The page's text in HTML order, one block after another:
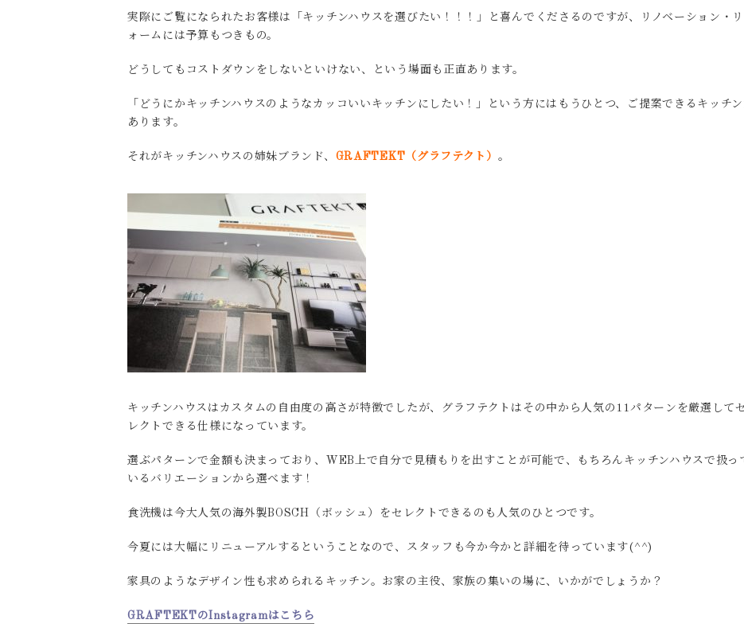
実際にご覧になられたお客様は「キッチンハウスを選びたい！！！」と喜んでくださるのですが、リノベーション・リ
ォームには予算もつきもの。
どうしてもコストダウンをしないといけない、という場面も正直あります。
「どうにかキッチンハウスのようなカッコいいキッチンにしたい！」という方にはもうひとつ、ご提案できるキッチン
あります。
それがキッチンハウスの姉妹ブランド、 GRAFTEKT（グラフテクト） 。
キッチンハウスはカスタムの自由度の高さが特徴でしたが、グラフテクトはその中から人気の11パターンを厳選してセ
レクトできる仕様になっています。
選ぶパターンで金額も決まっており、WEB上で自分で見積もりを出すことが可能で、もちろんキッチンハウスで扱っ
いるバリエーションから選べます！
食洗機は今大人気の海外製BOSCH（ボッシュ）をセレクトできるのも人気のひとつです。
今夏には大幅にリニューアルするということなので、スタッフも今か今かと詳細を待っています(^^)
家具のようなデザイン性も求められるキッチン。お家の主役、家族の集いの場に、いかがでしょうか？
GRAFTEKTのInstagramはこちら